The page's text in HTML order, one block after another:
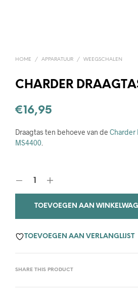
HOME / APPARATUUR / WEEGSCHALEN
CHARDER
€16,95
Draagtas ten behoeve van de Charder
MS4400
TOEVOEGEN AAN
TOEVOEGEN AAN VERLANGLIJST
SHARE THIS PRODUCT